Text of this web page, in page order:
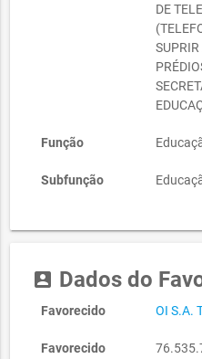
DE
SUPRIR
Função
Subfunção
account_box Dados do
Favorecido OI S.A.
Favorecido